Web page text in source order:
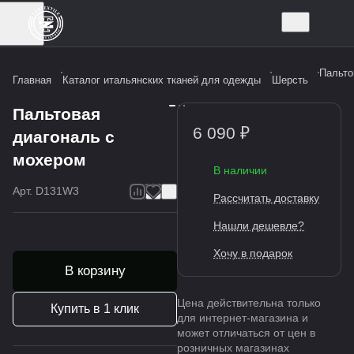
Главная Каталог итальянских тканей для одежды Шерсть
Пальтовая
диагональ с
мохером
Арт. D131W3
В корзину
Купить в 1 клик
6 090 ₽
В наличии
Рассчитать доставку
Нашли дешевле?
Хочу в подарок
Цена действительна только
для интернет-магазина и
может отличаться от цен в
розничных магазинах